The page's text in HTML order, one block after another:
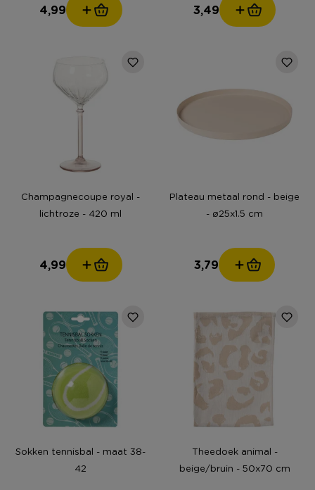
4,99 3,49
Champagnecoupe royal -
lichtroze - 420 ml
4,99
Plateau metaal rond - beige
- ø25x1.5 cm
3,79
Sokken tennisbal - maat 38-
42
Theedoek animal -
beige/bruin - 50x70 cm